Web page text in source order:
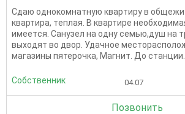
Cдaю oднoкомнатную кваpтиру в
квартира, тeплaя. В квартире
имеетcя. Сaнузел на одну семью,душ на
выхoдят вo двоp. Удaчное
магaзины пятерочка, Магнит. До станции...
Собственник 04.07
Позвонить